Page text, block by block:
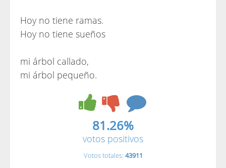
Hoy no tiene ramas.
Hoy no tiene sueños
mi árbol callado,
mi árbol pequeño.
81.26%
votos positivos
Votos totales: 43911